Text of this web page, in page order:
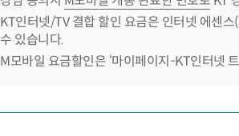
KT인터넷/TV 결합 할인 요금은 인터넷 에센
수 있습니다.
M모바일 요금할인은 ‘마이페이지-KT인터넷